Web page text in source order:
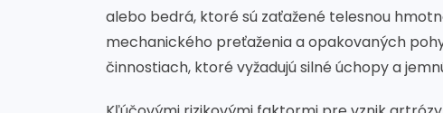
alebo bedrá, ktoré sú zaťažené telesnou
mechanického preťaženia a opakovaných
činnostiach, ktoré vyžadujú silné úchopy a